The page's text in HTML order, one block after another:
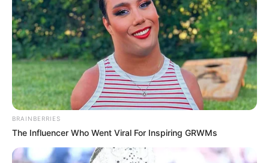
BRAINBERRIES
The Influencer Who Went Viral For Inspiring GRWMs